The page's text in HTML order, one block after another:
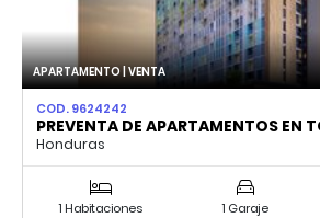
APARTAMENTO | VENTA
COD. 9624242
PREVENTA DE APARTAMENTOS EN
Honduras
1 Habitaciones 1 Garaje